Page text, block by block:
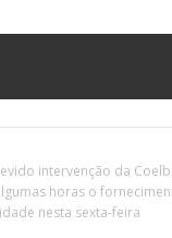
intervenção da
horas o
nesta sexta-feira